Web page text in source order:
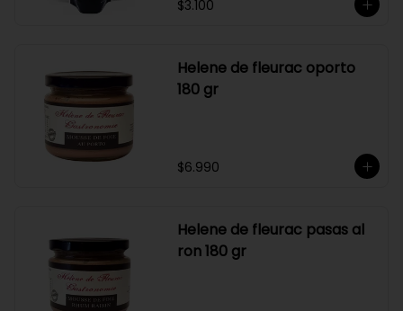
$3.100
Helene de fleurac oporto
180 gr
$6.990
Helene de fleurac pasas al
ron 180 gr